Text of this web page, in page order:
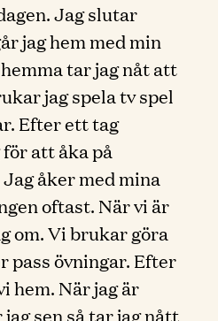
Jag slutar
jag hem med min
tar jag nåt att
jag spela tv spel
Efter ett tag
att åka på
åker med mina
oftast. När vi är
om. Vi brukar göra
pass övningar. Efter
hem. När jag är
sen så tar jag nått